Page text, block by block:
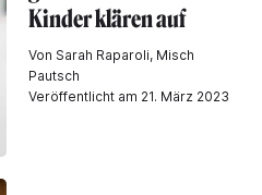
Kinder klären auf
Von Sarah Raparoli, Misch
Pautsch
Veröffentlicht am 21. März 2023